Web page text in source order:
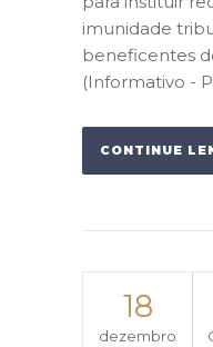
imunidade
beneficentes
(Informativo -
CONTINUE
18
dezembro